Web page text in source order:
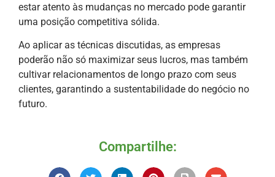
estar atento às mudanças no mercado pode garantir
uma posição competitiva sólida.
Ao aplicar as técnicas discutidas, as empresas
poderão não só maximizar seus lucros, mas também
cultivar relacionamentos de longo prazo com seus
clientes, garantindo a sustentabilidade do negócio no
futuro.
Compartilhe: